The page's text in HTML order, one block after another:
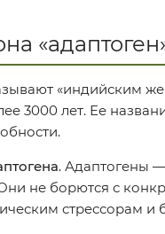
«индийским
3000 лет. Ее
. Адаптогены
не борются с
стрессорам и